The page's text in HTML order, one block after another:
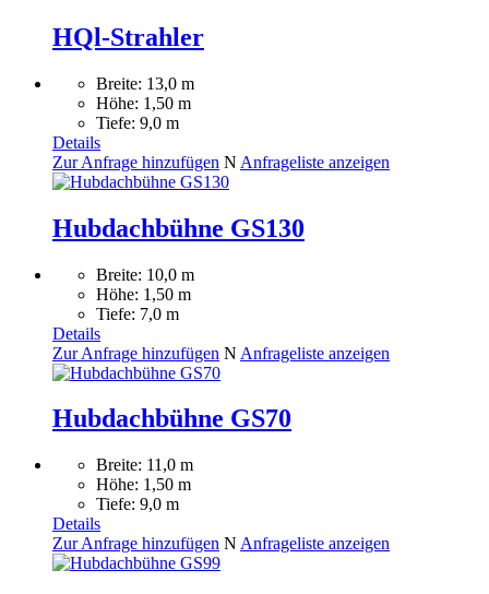
HQl-Strahler
Breite: 13,0 m
Höhe: 1,50 m
Tiefe: 9,0 m
Details
Zur Anfrage hinzufügen N Anfrageliste anzeigen
Hubdachbühne GS130
Breite: 10,0 m
Höhe: 1,50 m
Tiefe: 7,0 m
Details
Zur Anfrage hinzufügen N Anfrageliste anzeigen
Hubdachbühne GS70
Breite: 11,0 m
Höhe: 1,50 m
Tiefe: 9,0 m
Details
Zur Anfrage hinzufügen N Anfrageliste anzeigen